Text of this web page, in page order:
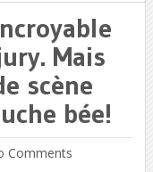
Mais
scène
bée!
Comments